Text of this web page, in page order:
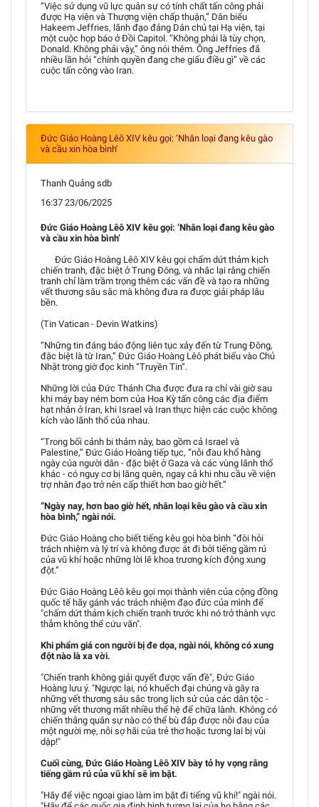
“Việc sử dụng vũ lực quân sự có tính chất tấn công phải
được Hạ viện và Thượng viện chấp thuận,” Dân biểu
Hakeem Jeffries, lãnh đạo đảng Dân chủ tại Hạ viện, tại
một cuộc họp báo ở Đồi Capitol. “Không phải là tùy chọn,
Donald. Không phải vậy,” ông nói thêm. Ông Jeffries đã
nhiều lần hỏi “chính quyền đang che giấu điều gì” về các
cuộc tấn công vào Iran.
Đức Giáo Hoàng Lêô XIV kêu gọi: ‘Nhân loại đang kêu gào
và cầu xin hòa bình’
Thanh Quảng sdb
16:37 23/06/2025
Đức Giáo Hoàng Lêô XIV kêu gọi: ‘Nhân loại đang kêu gào
và cầu xin hòa bình’
Đức Giáo Hoàng Lêô XIV kêu gọi chấm dứt thảm kịch
chiến tranh, đặc biệt ở Trung Đông, và nhắc lại rằng chiến
tranh chỉ làm trầm trọng thêm các vấn đề và tạo ra những
vết thương sâu sắc mà không đưa ra được giải pháp lâu
bền.
(Tin Vatican - Devin Watkins)
“Những tin đáng báo động liên tục xảy đến từ Trung Đông,
đặc biệt là từ Iran,” Đức Giáo Hoàng Lêô phát biểu vào Chủ
Nhật trong giờ đọc kinh “Truyền Tin”.
Những lời của Đức Thánh Cha được đưa ra chỉ vài giờ sau
khi máy bay ném bom của Hoa Kỳ tấn công các địa điểm
hạt nhân ở Iran, khi Israel và Iran thực hiện các cuộc không
kích vào lãnh thổ của nhau.
“Trong bối cảnh bi thảm này, bao gồm cả Israel và
Palestine,” Đức Giáo Hoàng tiếp tục, “nỗi đau khổ hàng
ngày của người dân - đặc biệt ở Gaza và các vùng lãnh thổ
khác - có nguy cơ bị lãng quên, ngay cả khi nhu cầu về viện
trợ nhân đạo trở nên cấp thiết hơn bao giờ hết.”
“Ngày nay, hơn bao giờ hết, nhân loại kêu gào và cầu xin
hòa bình,” ngài nói.
Đức Giáo Hoàng cho biết tiếng kêu gọi hòa bình “đòi hỏi
trách nhiệm và lý trí và không được át đi bởi tiếng gầm rú
của vũ khí hoặc những lời lẽ khoa trương kích động xung
đột.”
Đức Giáo Hoàng Lêô kêu gọi mọi thành viên của cộng đồng
quốc tế hãy gánh vác trách nhiệm đạo đức của mình để
"chấm dứt thảm kịch chiến tranh trước khi nó trở thành vực
thẳm không thể cứu vãn".
Khi phẩm giá con người bị đe dọa, ngài nói, không có xung
đột nào là xa vời.
"Chiến tranh không giải quyết được vấn đề", Đức Giáo
Hoàng lưu ý. "Ngược lại, nó khuếch đại chúng và gây ra
những vết thương sâu sắc trong lịch sử của các dân tộc -
những vết thương mất nhiều thế hệ để chữa lành. Không có
chiến thắng quân sự nào có thể bù đắp được nỗi đau của
một người mẹ, nỗi sợ hãi của trẻ thơ hoặc tương lai bị vùi
dập!"
Cuối cùng, Đức Giáo Hoàng Lêô XIV bày tỏ hy vọng rằng
tiếng gầm rú của vũ khí sẽ im bặt.
"Hãy để việc ngoại giao làm im bặt đi tiếng vũ khí!" ngài nói.